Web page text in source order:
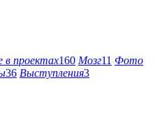
в проектах160 Мозг11 Фото
36 Выступления3